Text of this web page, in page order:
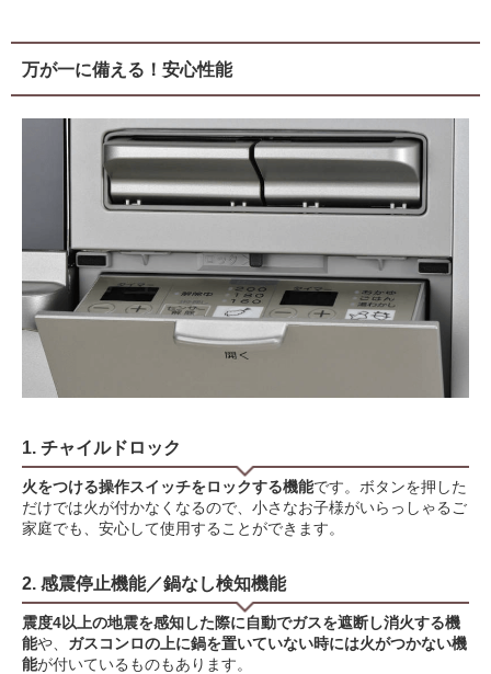
万が一に備える！安心性能
1. チャイルドロック
火をつける操作スイッチをロックする機能です。ボタンを押した
だけでは火が付かなくなるので、小さなお子様がいらっしゃるご
家庭でも、安心して使用することができます。
2. 感震停止機能／鍋なし検知機能
震度4以上の地震を感知した際に自動でガスを遮断し消火する機
能や、 ガスコンロの上に鍋を置いていない時には火がつかない機
能が付いているものもあります。